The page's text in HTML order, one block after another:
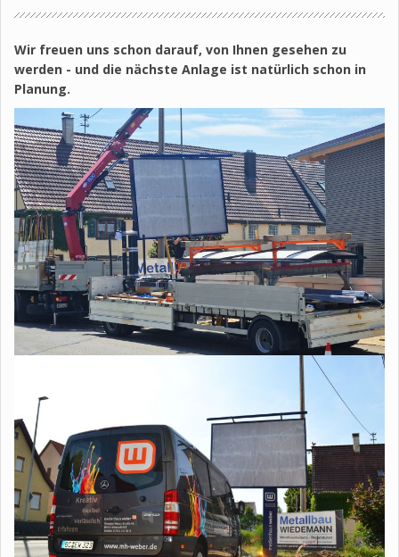
Wir freuen uns schon darauf, von Ihnen gesehen zu
werden - und die nächste Anlage ist natürlich schon in
Planung.